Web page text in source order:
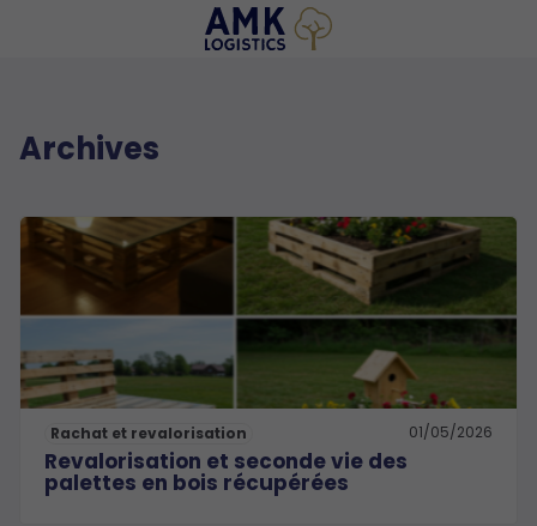
Archives
Rachat et revalorisation 01/05/2026
Revalorisation et seconde vie des
palettes en bois récupérées